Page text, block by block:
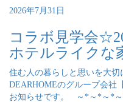
2026年7月31日
コラボ見学会
ホテルライクな
住む人の暮らしと思いを大
DEARHOMEのグループ会社
お知らせです。 ～*～*～*